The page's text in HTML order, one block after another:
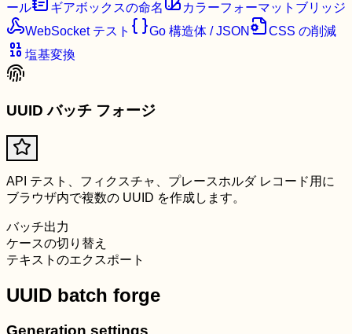
ール
ギアボックスの命名
カラーフォーマットブリッジ
WebSocket テスト
Go 構造体 / JSON
CSS の削減
塩基変換
UUID バッチ フォージ
API テスト、フィクスチャ、プレースホルダ レコード用に
ブラウザ内で複数の UUID を作成します。
バッチ出力
ケースの切り替え
テキストのエクスポート
UUID batch forge
Generation settings